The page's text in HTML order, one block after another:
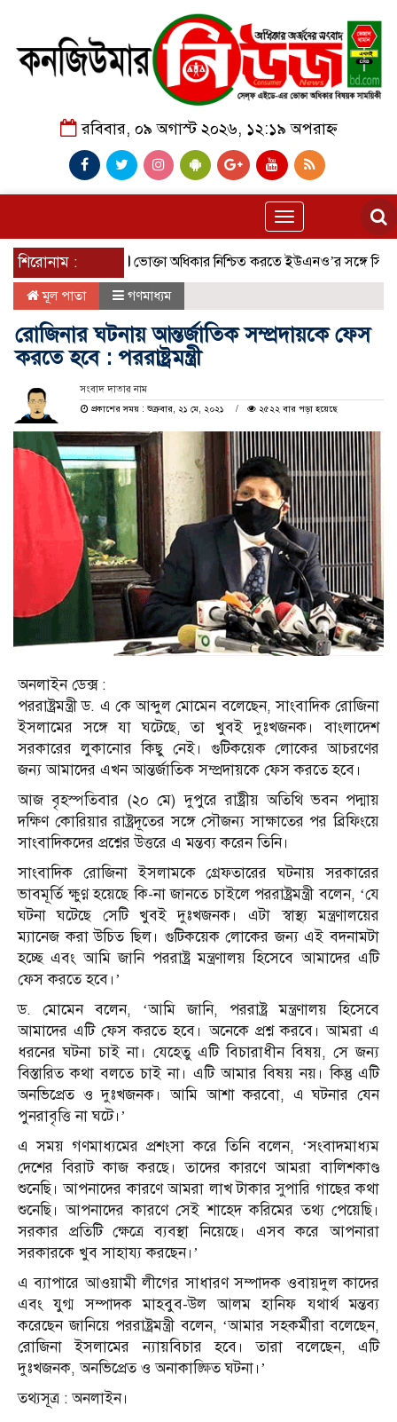
রবিবার, ০৯ অগাস্ট ২০২৬, ১২:১৯ অপরাহ্ন
Toggle
navigation
শিরোনাম :
অনুষ্ঠিত। ভোক্তা অধিকার নিশ্চিত করতে ইউএনও’র সঙ্গে
মূল পাতা গণমাধ্যম
রোজিনার ঘটনায় আন্তর্জাতিক সম্প্রদায়কে ফেস
করতে হবে : পররাষ্ট্রমন্ত্রী
সংবাদ দাতার নাম
প্রকাশের সময় : শুক্রবার, ২১ মে, ২০২১
২৫২২ বার পড়া হয়েছে
অনলাইন ডেক্স :
পররাষ্ট্রমন্ত্রী ড. এ কে আব্দুল মোমেন বলেছেন, সাংবাদিক রোজিনা
ইসলামের সঙ্গে যা ঘটেছে, তা খুবই দুঃখজনক। বাংলাদেশ
সরকারের লুকানোর কিছু নেই। গুটিকয়েক লোকের আচরণের
জন্য আমাদের এখন আন্তর্জাতিক সম্প্রদায়কে ফেস করতে হবে।
আজ বৃহস্পতিবার (২০ মে) দুপুরে রাষ্ট্রীয় অতিথি ভবন পদ্মায়
দক্ষিণ কোরিয়ার রাষ্ট্রদূতের সঙ্গে সৌজন্য সাক্ষাতের পর ব্রিফিংয়ে
সাংবাদিকদের প্রশ্নের উত্তরে এ মন্তব্য করেন তিনি।
সাংবাদিক রোজিনা ইসলামকে গ্রেফতারের ঘটনায় সরকারের
ভাবমূর্তি ক্ষুণ্ণ হয়েছে কি-না জানতে চাইলে পররাষ্ট্রমন্ত্রী বলেন, ‘যে
ঘটনা ঘটেছে সেটি খুবই দুঃখজনক। এটা স্বাস্থ্য মন্ত্রণালয়ের
ম্যানেজ করা উচিত ছিল। গুটিকয়েক লোকের জন্য এই বদনামটা
হচ্ছে এবং আমি জানি পররাষ্ট্র মন্ত্রণালয় হিসেবে আমাদের এটি
ফেস করতে হবে।’
ড. মোমেন বলেন, ‘আমি জানি, পররাষ্ট্র মন্ত্রণালয় হিসেবে
আমাদের এটি ফেস করতে হবে। অনেকে প্রশ্ন করবে। আমরা এ
ধরনের ঘটনা চাই না। যেহেতু এটি বিচারাধীন বিষয়, সে জন্য
বিস্তারিত কথা বলতে চাই না। এটি আমার বিষয় নয়। কিন্তু এটি
অনভিপ্রেত ও দুঃখজনক। আমি আশা করবো, এ ঘটনার যেন
পুনরাবৃত্তি না ঘটে।’
এ সময় গণমাধ্যমের প্রশংসা করে তিনি বলেন, ‘সংবাদমাধ্যম
দেশের বিরাট কাজ করছে। তাদের কারণে আমরা বালিশকাণ্ড
শুনেছি। আপনাদের কারণে আমরা লাখ টাকার সুপারি গাছের কথা
শুনেছি। আপনাদের কারণে সেই শাহেদ করিমের তথ্য পেয়েছি।
সরকার প্রতিটি ক্ষেত্রে ব্যবস্থা নিয়েছে। এসব করে আপনারা
সরকারকে খুব সাহায্য করছেন।’
এ ব্যাপারে আওয়ামী লীগের সাধারণ সম্পাদক ওবায়দুল কাদের
এবং যুগ্ম সম্পাদক মাহবুব-উল আলম হানিফ যথার্থ মন্তব্য
করেছেন জানিয়ে পররাষ্ট্রমন্ত্রী বলেন, ‘আমার সহকর্মীরা বলেছেন,
রোজিনা ইসলামের ন্যায়বিচার হবে। তারা বলেছেন, এটি
দুঃখজনক, অনভিপ্রেত ও অনাকাঙ্ক্ষিত ঘটনা।’
তথ্যসূত্র : অনলাইন।